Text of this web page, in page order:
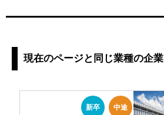
現在のページと同じ業種の企業
新卒 中途